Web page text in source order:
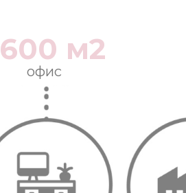
600 м2
офис